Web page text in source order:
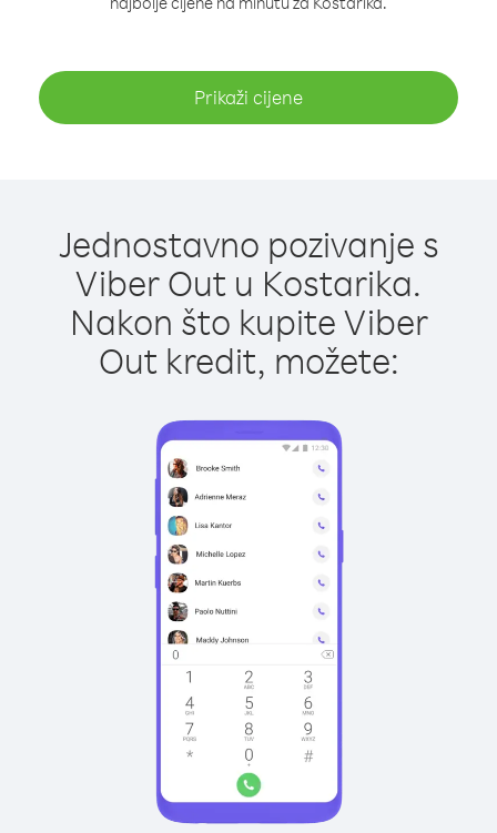
Prikaži cijene
Jednostavno pozivanje s
Viber Out u Kostarika.
Nakon što kupite Viber
Out kredit, možete: